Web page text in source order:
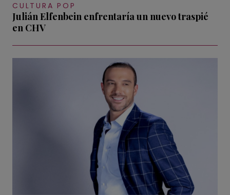
CULTURA POP
Julián Elfenbein enfrentaría un nuevo traspié
en CHV